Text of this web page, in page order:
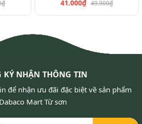
41.000₫ 49.900₫
KÝ NHẬN THÔNG TIN
để nhận ưu đãi đặc biệt về sản phẩm
Dabaco Mart Từ sơn